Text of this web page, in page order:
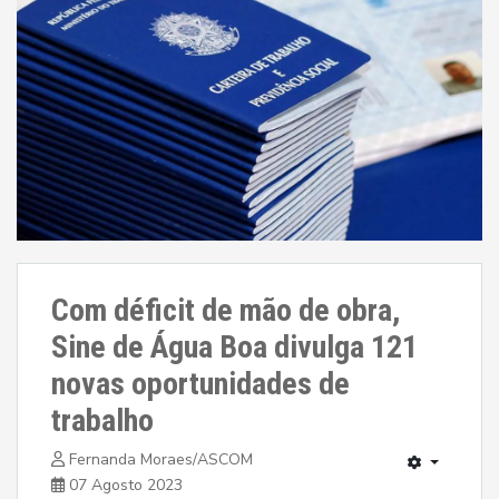
Com déficit de mão de obra,
Sine de Água Boa divulga 121
novas oportunidades de
trabalho
Fernanda Moraes/ASCOM
07 Agosto 2023